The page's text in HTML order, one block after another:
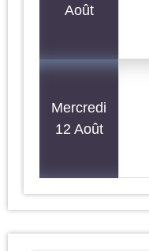
Août
Mercredi
12 Août